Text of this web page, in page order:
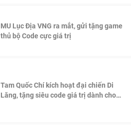
MU Lục Địa VNG ra mắt, gửi tặng game
thủ bộ Code cực giá trị
Tam Quốc Chí kích hoạt đại chiến Di
Lăng, tặng siêu code giá trị dành cho